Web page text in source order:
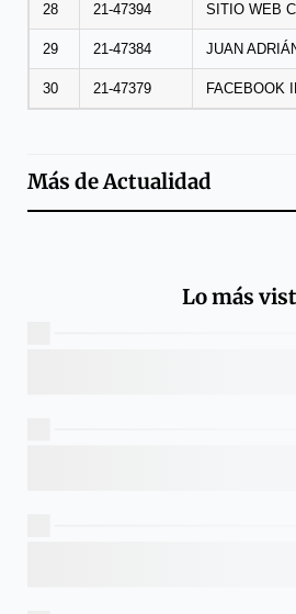
28 21-47394 SITIO WEB
29 21-47384 JUAN
30 21-47379 FACEBOOK
Más deActualidad
Lo más